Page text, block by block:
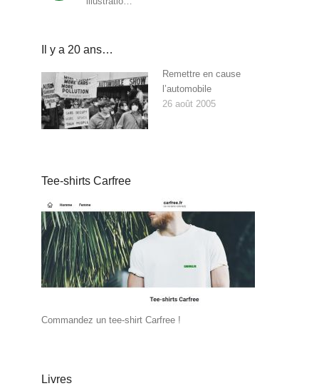
Il y a 20 ans…
Remettre en cause
l’automobile
26 août 2005
Tee-shirts Carfree
Commandez un tee-shirt Carfree !
Livres